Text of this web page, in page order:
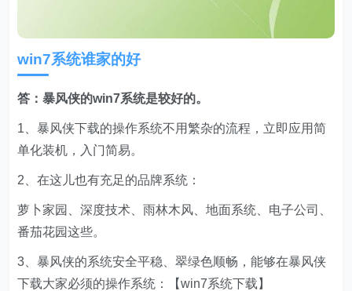
win7系统谁家的好
答：暴风侠的win7系统是较好的。
1、暴风侠下载的操作系统不用繁杂的流程，立即应用简
单化装机，入门简易。
2、在这儿也有充足的品牌系统：
萝卜家园、深度技术、雨林木风、地面系统、电子公司、
番茄花园这些。
3、暴风侠的系统安全平稳、翠绿色顺畅，能够在暴风侠
下载大家必须的操作系统：【win7系统下载】